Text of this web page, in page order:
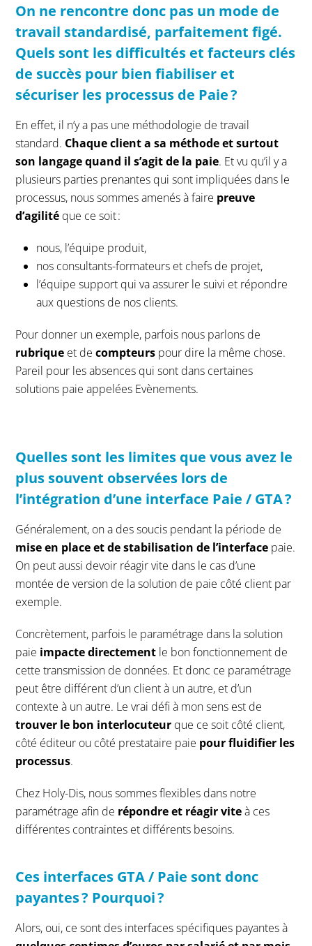
On ne rencontre donc pas un mode de
travail standardisé, parfaitement figé.
Quels sont les difficultés etfacteurs clés
de succès pour bien fiabiliser et
sécuriser les processus de Paie ?
En effet, il n’y a pas une méthodologie de travail
standard. Chaque client a sa méthode et surtout
son langage quand il s’agit de la paie. Et vu qu’il y a
plusieurs parties prenantes qui sont impliquées dans le
processus, nous sommes amenés à faire preuve
d’agilité que ce soit :
nous, l’équipe produit,
nos consultants-formateurs et chefs de projet,
l’équipe support qui va assurer le suivi et répondre
aux questions de nos clients.
Pour donner un exemple, parfois nous parlons de
rubrique et decompteurs pour dire la même chose.
Pareil pour les absences qui sont dans certaines
solutions paie appelées Evènements.
Quelles sont les limites que vous avez le
plus souvent observées lors de
l’intégration d’une interface Paie / GTA ?
Généralement, on a des soucis pendant la période de
mise en place et de stabilisation de l’interface paie.
On peut aussi devoir réagir vite dans le cas d’une
montée de version de la solution de paie côté client par
exemple.
Concrètement, parfois le paramétrage dans la solution
paie impacte directement le bon fonctionnement de
cette transmission de données. Et donc ce paramétrage
peut être différent d’un client à un autre, et d’un
contexte à un autre. Le vrai défi à mon sens est de
trouver le bon interlocuteur que ce soit côté client,
côté éditeur ou côté prestataire paie pour fluidifier les
processus.
Chez Holy-Dis, nous sommes flexibles dans notre
paramétrage afin de répondre et réagir viteà ces
différentes contraintes et différents besoins.
Ces interfaces GTA / Paie sont donc
payantes? Pourquoi?
Alors, oui, ce sont des interfaces spécifiques payantes à